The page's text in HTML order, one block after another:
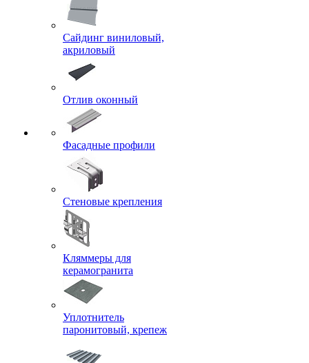
Сайдинг виниловый,
акриловый
Отлив оконный
Фасадные профили
Стеновые крепления
Кляммеры для
керамогранита
Уплотнитель
паронитовый, крепеж